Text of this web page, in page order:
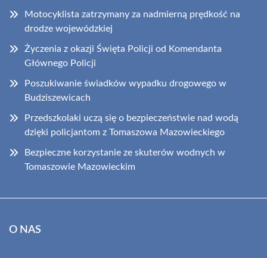
Motocyklista zatrzymany za nadmierną prędkość na
drodze wojewódzkiej
Życzenia z okazji Święta Policji od Komendanta
Głównego Policji
Poszukiwanie świadków wypadku drogowego w
Budziszewicach
Przedszkolaki uczą się o bezpieczeństwie nad wodą
dzięki policjantom z Tomaszowa Mazowieckiego
Bezpieczne korzystanie ze skuterów wodnych w
Tomaszowie Mazowieckim
O NAS